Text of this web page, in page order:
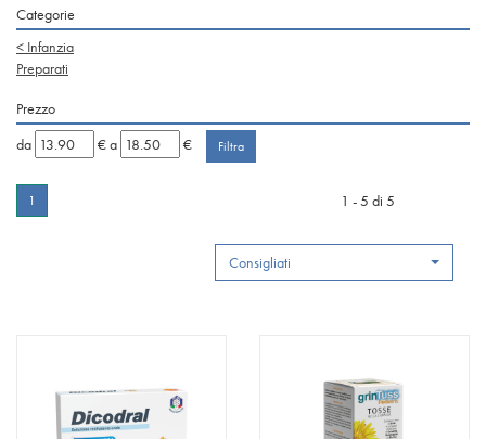
Categorie
< Infanzia
Preparati
Prezzo
filtra
da € filtra
a €
1 1 - 5 di 5
Consigliati